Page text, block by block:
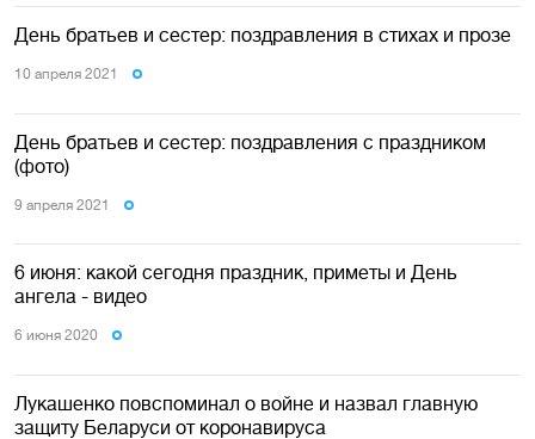
День братьев и сестер: поздравления в стихах и прозе
10 апреля 2021
День братьев и сестер: поздравления с праздником
(фото)
9 апреля 2021
6 июня: какой сегодня праздник, приметы и День
ангела - видео
6 июня 2020
Лукашенко повспоминал о войне и назвал главную
защиту Беларуси от коронавируса